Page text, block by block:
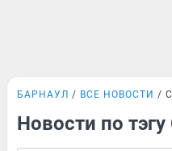
БАРНАУЛ ВСЕ НОВОСТИ
Новости по